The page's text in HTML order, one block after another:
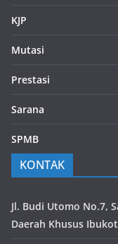
KJP
Mutasi
Prestasi
Sarana
SPMB
KONTAK
Jl. Budi Utomo No.7,
Daerah Khusus